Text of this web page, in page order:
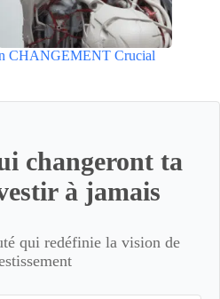
CHANGEMENT Crucial
changeront ta
à jamais
qui redéfinie la vision de